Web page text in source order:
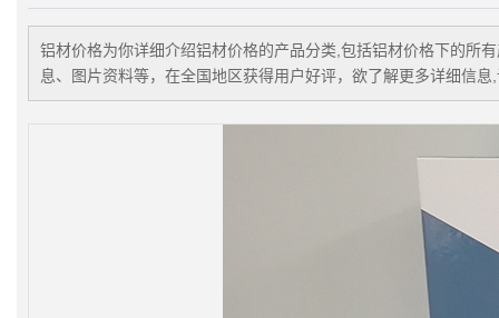
铝材价格为你详细介绍铝材价格的产品分类,包括铝材价格下的所
息、图片资料等，在全国地区获得用户好评，欲了解更多详细信息